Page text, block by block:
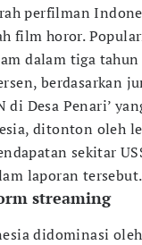
perfilman
film horor​​.
dalam tiga
berdasarkan
di Desa Penari’
ditonton oleh
sekitar
laporan tersebut.
streaming
didominasi